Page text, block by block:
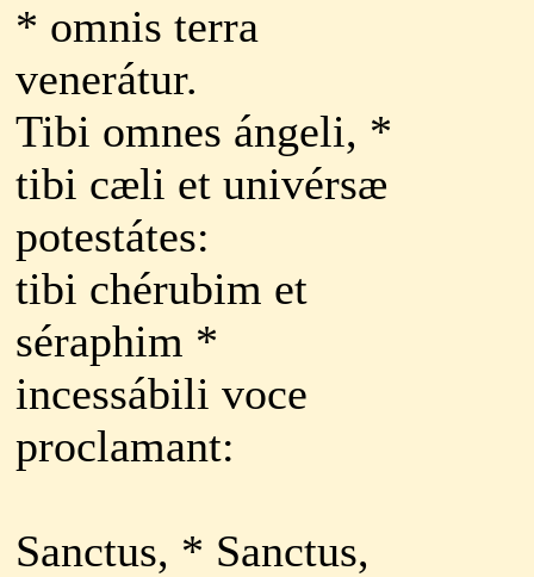
* omnis terra
venerátur.
Tibi omnes ángeli, *
tibi cæli et univérsæ
potestátes:
tibi chérubim et
séraphim *
incessábili voce
proclamant:
Sanctus, * Sanctus,